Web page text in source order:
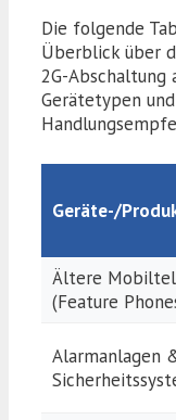
Die folgende
Überblick über
2G-Abschaltung
Gerätetypen
Geräte-/
Ältere
(Feature
Alarmanlagen